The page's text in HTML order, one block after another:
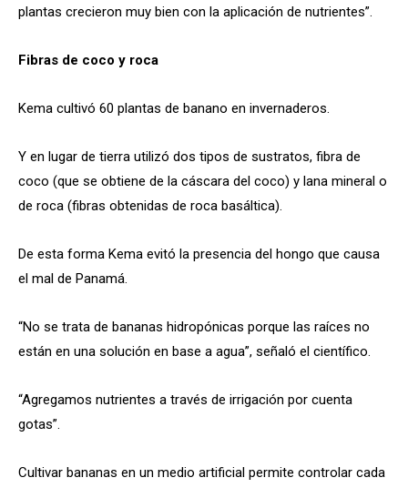
plantas crecieron muy bien con la aplicación de nutrientes”.
Fibras de coco y roca
Kema cultivó 60 plantas de banano en invernaderos.
Y en lugar de tierra utilizó dos tipos de sustratos, fibra de
coco (que se obtiene de la cáscara del coco) y lana mineral o
de roca (fibras obtenidas de roca basáltica).
De esta forma Kema evitó la presencia del hongo que causa
el mal de Panamá.
“No se trata de bananas hidropónicas porque las raíces no
están en una solución en base a agua”, señaló el científico.
“Agregamos nutrientes a través de irrigación por cuenta
gotas”.
Cultivar bananas en un medio artificial permite controlar cada